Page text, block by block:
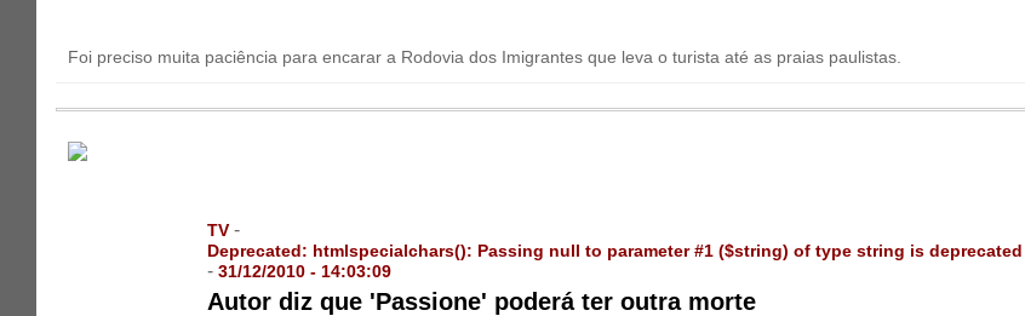
Foi preciso muita paciência para encarar a Rodovia dos Imigrantes que leva o turista até as praias paulistas.
TV -
Deprecated: htmlspecialchars(): Passing null to parameter #1 ($string) of type string is
-31/12/2010 - 14:03:09
Autor diz que 'Passione' poderá ter outra morte